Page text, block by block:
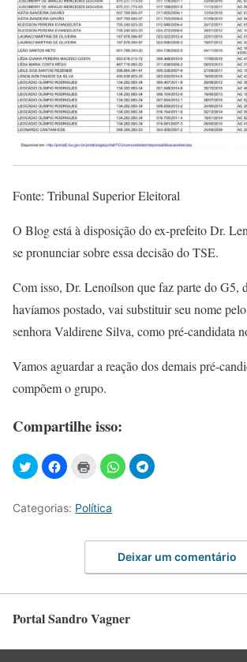
Fonte: Tribunal Superior Eleitoral
O Blog está à disposição do ex-prefeito Dr.
se pronunciar sobre essa decisão do TSE.
Com isso, Dr. Lenoílson que faz parte do G5,
havíamos postado, vai substituir seu nome
senhora Valdirene Silva, como pré-candidata
Vamos aguardar a reação dos demais pré-
compõem o grupo.
Compartilhe isso:
Categorias: Política
Deixar um comentário
Portal Sandro Vagner